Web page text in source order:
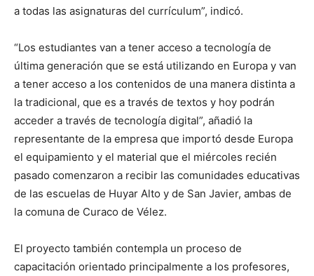
a todas las asignaturas del currículum”, indicó.
“Los estudiantes van a tener acceso a tecnología de
última generación que se está utilizando en Europa y van
a tener acceso a los contenidos de una manera distinta a
la tradicional, que es a través de textos y hoy podrán
acceder a través de tecnología digital”, añadió la
representante de la empresa que importó desde Europa
el equipamiento y el material que el miércoles recién
pasado comenzaron a recibir las comunidades educativas
de las escuelas de Huyar Alto y de San Javier, ambas de
la comuna de Curaco de Vélez.
El proyecto también contempla un proceso de
capacitación orientado principalmente a los profesores,